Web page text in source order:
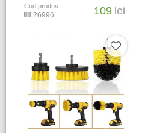
Cod produs
26996 109 lei